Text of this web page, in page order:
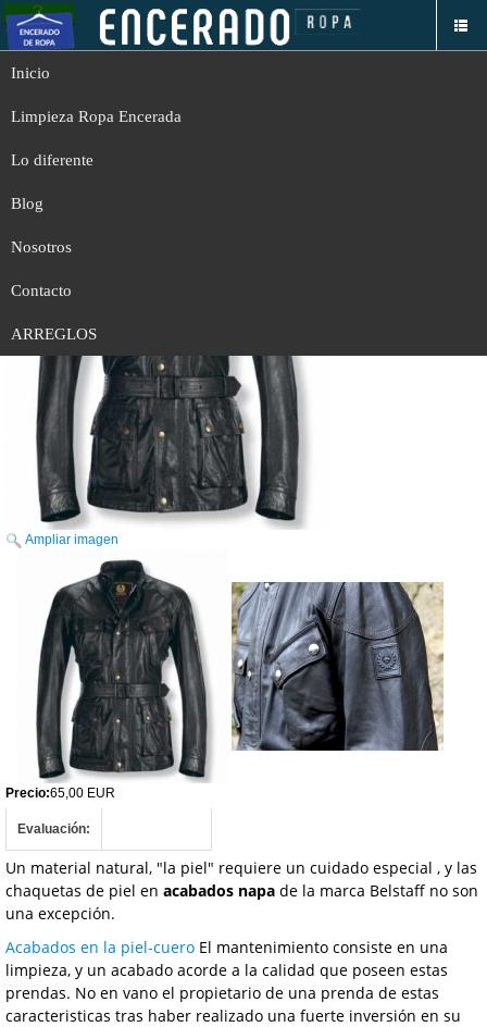
Inicio
Limpieza Ropa Encerada
Lo diferente
Blog
Nosotros
Contacto
ARREGLOS
Ampliar imagen
Precio:65,00 EUR
Evaluación:
Un material natural, "la piel" requiere un cuidado especial , y las
chaquetas de piel en acabados napa de la marca Belstaff no son
una excepción.
Acabados en la piel-cuero El mantenimiento consiste en una
limpieza, y un acabado acorde a la calidad que poseen estas
prendas. No en vano el propietario de una prenda de estas
caracteristicas tras haber realizado una fuerte inversión en su